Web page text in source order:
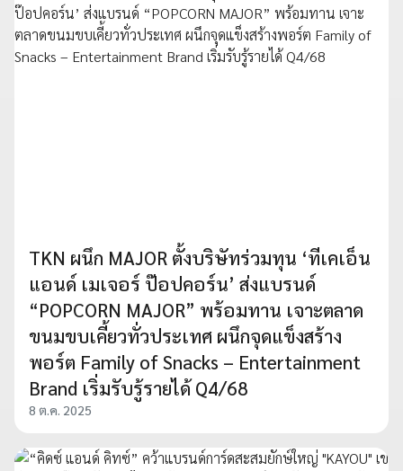
TKN ผนึก MAJOR ตั้งบริษัทร่วมทุน ‘ทีเคเอ็น
แอนด์ เมเจอร์ ป๊อปคอร์น’ ส่งแบรนด์
“POPCORN MAJOR” พร้อมทาน เจาะตลาด
ขนมขบเคี้ยวทั่วประเทศ ผนึกจุดแข็งสร้าง
พอร์ต Family of Snacks – Entertainment
Brand เริ่มรับรู้รายได้ Q4/68
8 ต.ค. 2025